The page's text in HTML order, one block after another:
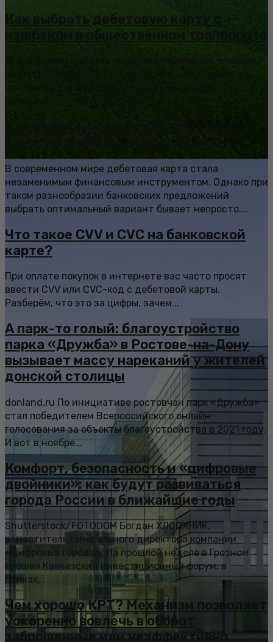
Как выбрать дебетовую карту с
кэшбэком в общественном транспорте
Для жителей крупных городов ежедневные поездки
В современном мире дебетовая карта стала
незаменимым финансовым инструментом. Однако при
таком разнообразии банковских предложений
выбрать оптимальный вариант бывает непросто....
Что такое CVV и CVC на банковской
карте?
При оплате покупок в интернете вас часто просят
ввести CVV или CVC-код с дебетовой карты.
Разберём, что это за цифры, зачем...
А парк-то голый: благоустройство
парка «Дружба» в Ростове-на-Дону
вызывает массу нареканий у жителей
донской столицы
donland.ru По инициативе ростовчан парк «Дружба»
стал победителем Всероссийского онлайн-
голосования за объекты благоустройства в 2021 году.
И вот в ноябре...
Комфорт, безопасность и «цифровые
двойники»: как будут развиваться
города России в ближайшие годы
Shutterstock/FOTODOM Богдан ХЛОПЯНИК,
заместитель генерального директора компании
«Цифровые города»: На прошлой неделе в Грозном
прошел Кавказский инвестиционный форум, в
рамках...
Чем хорошо КРТ? Механизм позволяет
ускоренно вовлечь в оборот
заброшенные или неэффективно